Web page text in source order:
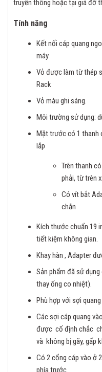
truyền thông hoặc tại giá đỡ
Tính năng
Kết nối cáp quang
máy
Vỏ được làm từ thép
Rack
Vỏ màu ghi sáng.
Môi trường sử dụng:
Mặt trước có 1 thanh
lắp
Trên thanh
phải, từ trên
Có vít bắt
chắn
Kích thước chuẩn 19
tiết kiệm không gian.
Khay hàn , Adapter
Sản phẩm đã sử
thay ống co nhiệt).
Phù hợp với sợi
Các sợi cáp quang
được cố định chắc
và không bị gãy, gấp
Có 2 cổng cáp vào ở
phía trước.